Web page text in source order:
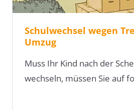
Schulwechsel wegen
Umzug
Muss Ihr Kind nach der
wechseln, müssen Sie auf